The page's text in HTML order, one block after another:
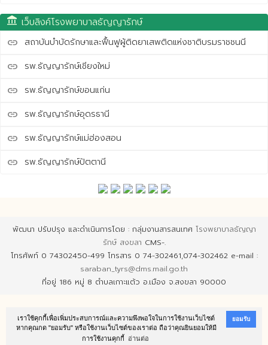
เราใช้คุกกี้เพื่อเพิ่มประสบการณ์และความพึงพอใจในการใช้งานเว็บไซต์
หากคุณกด "ยอมรับ" หรือใช้งานเว็บไซต์ของเราต่อ ถือว่าคุณยินยอมให้มี
การใช้งานคุกกี้
อ่านต่อ
ยอมรับ
account_balance เว็บลิงค์โรงพยาบาลธัญญารักษ์
link สถาบันบำบัดรักษาและฟื้นฟูผู้ติดยาเสพติดแห่งชาติบรมราชชนนี
link รพ.ธัญญารักษ์เชียงใหม่
link รพ.ธัญญารักษ์ขอนแก่น
link รพ.ธัญญารักษ์อุดรธานี
link รพ.ธัญญารักษ์แม่ฮ่องสอน
link รพ.ธัญญารักษ์ปัตตานี
พัฒนา ปรับปรุง และดำเนินการโดย : กลุ่มงานสารสนเทศ โรงพยาบาลธัญญา
รักษ์ สงขลา CMS-.
โทรศัพท์ 0 74302450-499 โทรสาร 0 74-302461,074-302462 e-mail :
saraban_tyrs@dms.mail.go.th
ที่อยู่ 186 หมู่ 8 ตำบลเกาะแต้ว อ.เมือง จ.สงขลา 90000